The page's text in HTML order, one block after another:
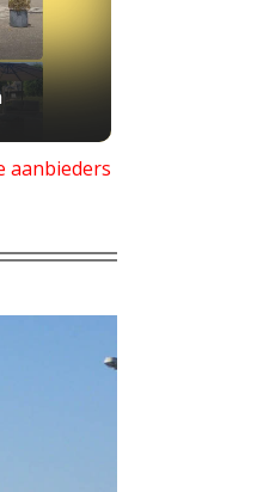
aanbieders